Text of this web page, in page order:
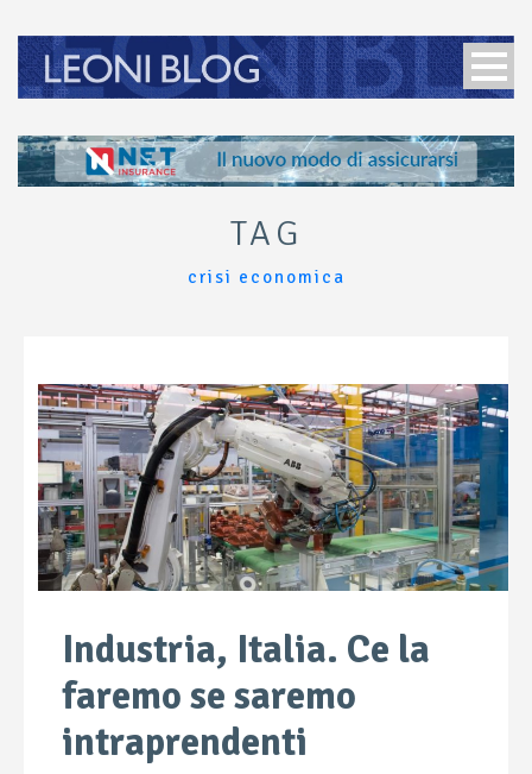
TAG
crisi economica
Industria, Italia. Ce la
faremo se saremo
intraprendenti